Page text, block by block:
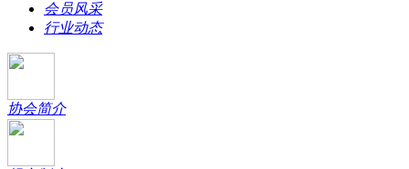
会员风采
行业动态
协会简介